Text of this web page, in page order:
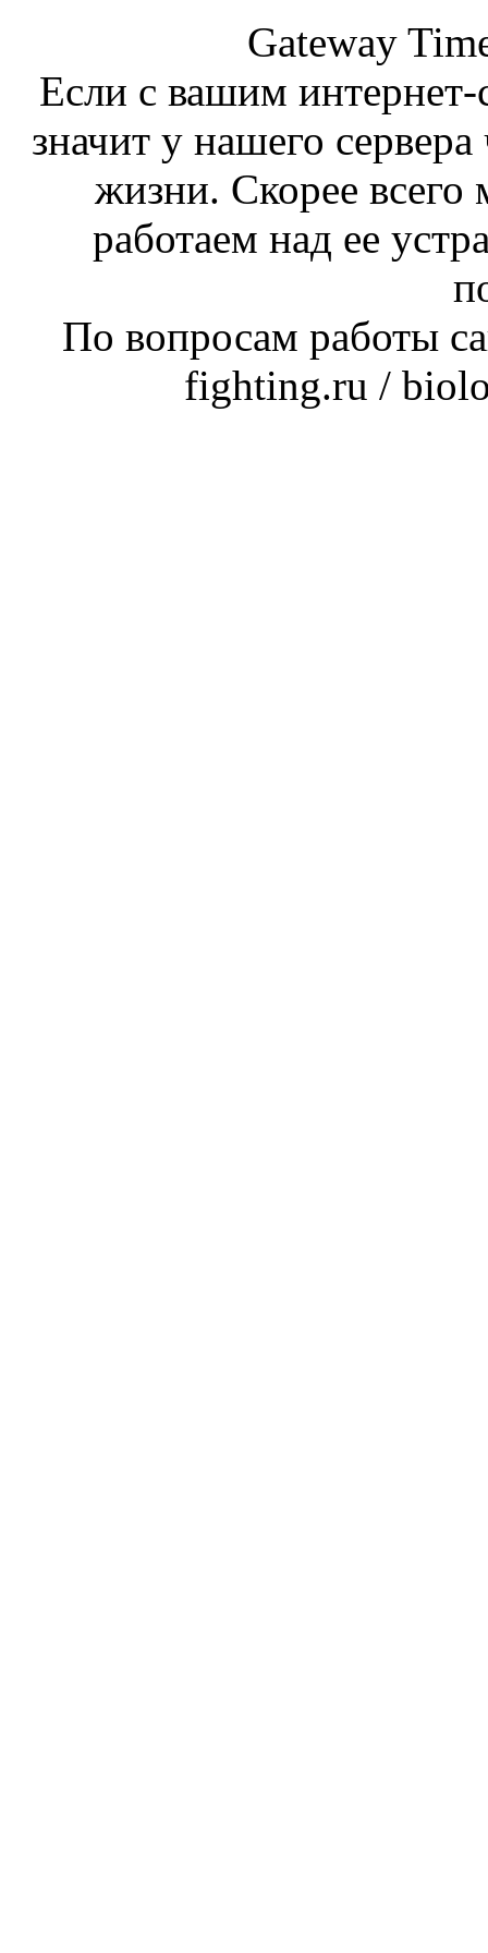
Gateway
Если с вашим интернет-
значит у нашего
жизни. Скорее
работаем над ее
По вопросам работы
fighting.ru /